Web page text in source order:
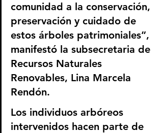
comunidad a la conservación,
preservación y cuidado de
estos árboles patrimoniales”,
manifestó la subsecretaria de
Recursos Naturales
Renovables, Lina Marcela
Rendón.
Los individuos arbóreos
intervenidos hacen parte de